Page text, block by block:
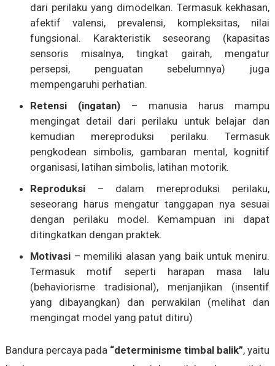
dari perilaku yang dimodelkan. Termasuk kekhasan,
afektif valensi, prevalensi, kompleksitas, nilai
fungsional. Karakteristik seseorang (kapasitas
sensoris misalnya, tingkat gairah, mengatur
persepsi, penguatan sebelumnya) juga
mempengaruhi perhatian.
Retensi (ingatan)– manusia harus mampu
mengingat detail dari perilaku untuk belajar dan
kemudian mereproduksi perilaku. Termasuk
pengkodean simbolis, gambaran mental, kognitif
organisasi, latihan simbolis, latihan motorik.
Reproduksi– dalam mereproduksi perilaku,
seseorang harus mengatur tanggapan nya sesuai
dengan perilaku model. Kemampuan ini dapat
ditingkatkan dengan praktek.
Motivasi– memiliki alasan yang baik untuk meniru.
Termasuk motif seperti harapan masa lalu
(behaviorisme tradisional), menjanjikan (insentif
yang dibayangkan) dan perwakilan (melihat dan
mengingat model yang patut ditiru)
Bandura percaya pada “determinisme timbal balik”, yaitu